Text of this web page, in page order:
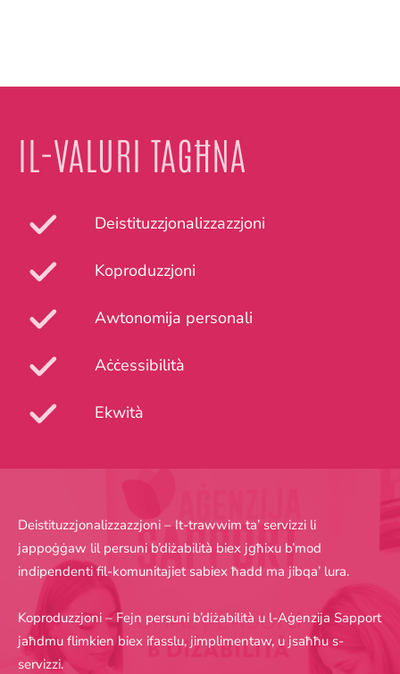
IL-VALURI TAGĦNA
Deistituzzjonalizzazzjoni
Koproduzzjoni
Awtonomija personali
Aċċessibilità
Ekwità
Deistituzzjonalizzazzjoni – It-trawwim ta’ servizzi li
jappoġġaw lil persuni b’diżabilità biex jgħixu b’mod
indipendenti fil-komunitajiet sabiex ħadd ma jibqa’ lura.
Koproduzzjoni – Fejn persuni b’diżabilità u l-Aġenzija Sapport
jaħdmu flimkien biex ifasslu, jimplimentaw, u jsaħħu s-
servizzi.